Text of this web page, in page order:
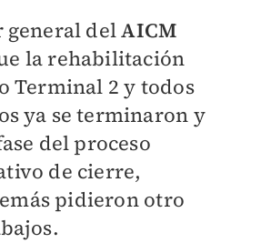
general delAICM
la rehabilitación
Terminal 2 y todos
ya se terminaron y
del proceso
de cierre,
pidieron otro